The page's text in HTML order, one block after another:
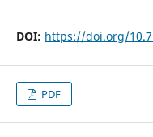
DOI: https://doi.org/
PDF